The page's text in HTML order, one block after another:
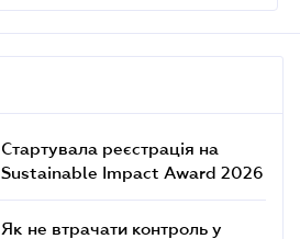
Стартувала реєстрація на
Sustainable Impact Award 2026
Як не втрачати контроль у